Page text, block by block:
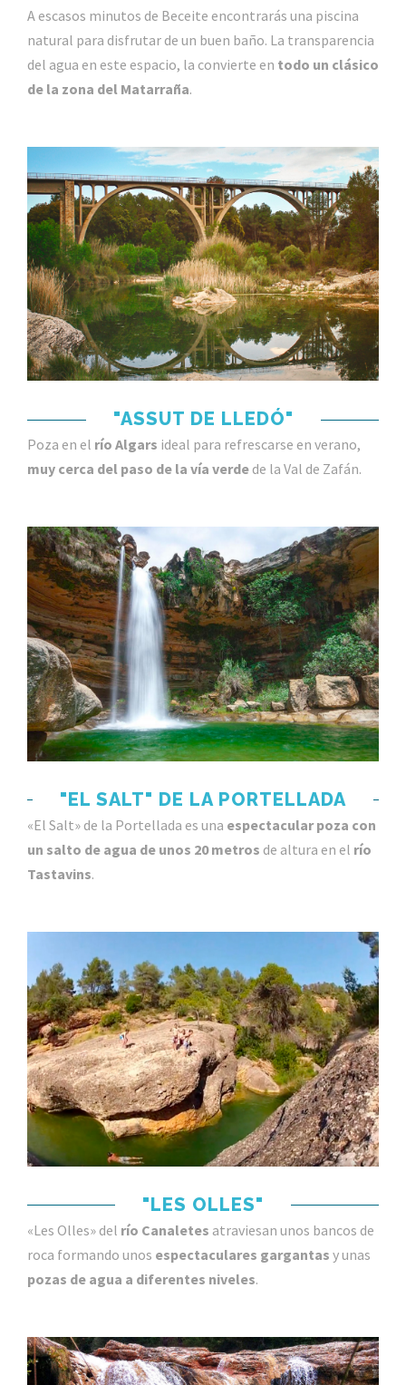
A escasos minutos de Beceite encontrarás una piscina
natural para disfrutar de un buen baño. La transparencia
del agua en este espacio, la convierte en todo un clásico
de la zona del Matarraña.
"ASSUT DE LLEDÓ"
Poza en el río Algars ideal para refrescarse en verano,
muy cerca del paso de la vía verde de la Val de Zafán.
"EL SALT" DE LA PORTELLADA
«El Salt» de la Portellada es una espectacular poza con
un salto de agua de unos 20 metros de altura en el río
Tastavins.
"LES OLLES"
«Les Olles» del río Canaletes atraviesan unos bancos de
roca formando unos espectaculares gargantas yunas
pozas de agua a diferentes niveles.